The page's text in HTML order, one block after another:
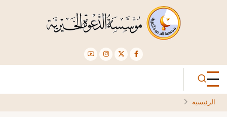
الرئيسية